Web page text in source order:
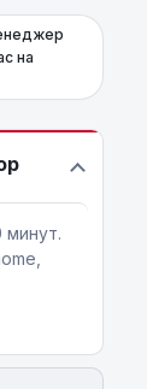
на
по
на